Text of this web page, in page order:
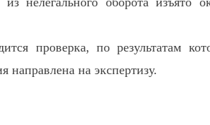
проверка, по результатам
направлена на экспертизу.